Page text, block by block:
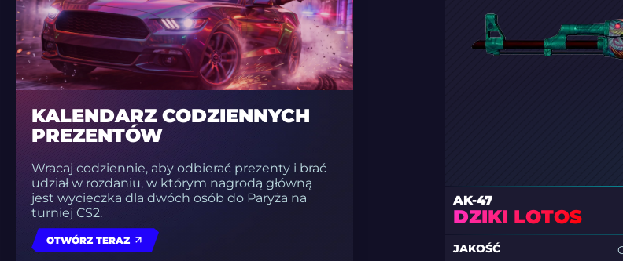
KALENDARZ CODZIENNYCH
PREZENTÓW
Wracaj codziennie, aby odbierać prezenty i brać
udział w rozdaniu, w którym nagrodą główną
jest wycieczka dla dwóch osób do Paryża na
turniej CS2.
OTWÓRZ TERAZ
AK-47
DZIKI LOTOS
JAKOŚĆ